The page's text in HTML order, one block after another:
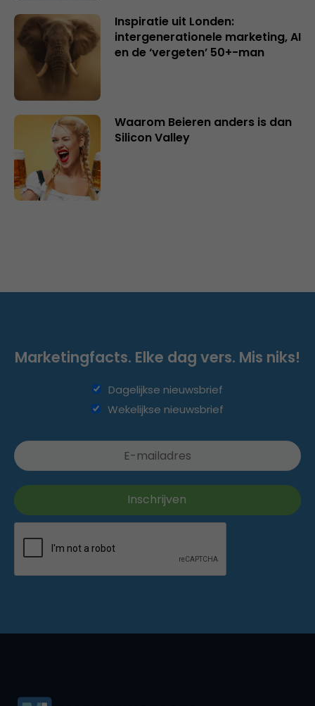
Inspiratie uit Londen:
intergenerationele marketing, AI
en de ‘vergeten’ 50+-man
Waarom Beieren anders is dan
Silicon Valley
Marketingfacts. Elke dag vers. Mis niks!
Dagelijkse nieuwsbrief
Wekelijkse nieuwsbrief